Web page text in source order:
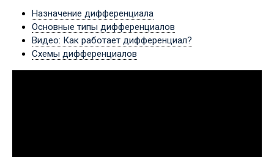
Назначение дифференциала
Основные типы дифференциалов
Видео: Как работает дифференциал?
Схемы дифференциалов